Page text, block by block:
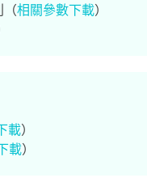
（相關參數下載）
載）
載）